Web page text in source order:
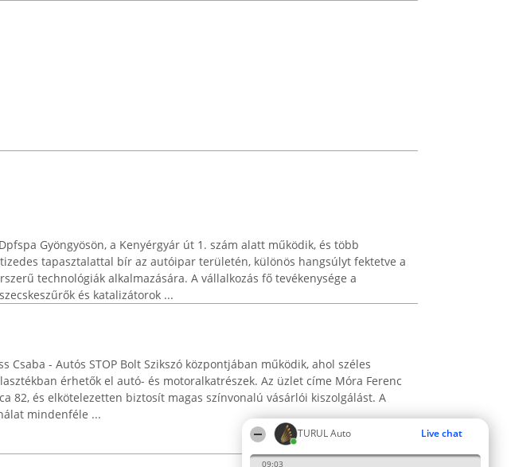
TURUL Auto Live chat
09:03
Gyöngyösön, a Kenyérgyár út 1. szám alatt működik, és több
tapasztalattal bír az autóipar területén, különös hangsúlyt fektetve a
technológiák alkalmazására. A vállalkozás fő tevékenysége a
és katalizátorok ...
Csaba - Autós STOP Bolt Szikszó központjában működik, ahol széles
érhetők el autó- és motoralkatrészek. Az üzlet címe Móra Ferenc
82, és elkötelezetten biztosít magas színvonalú vásárlói kiszolgálást. A
mindenféle ...